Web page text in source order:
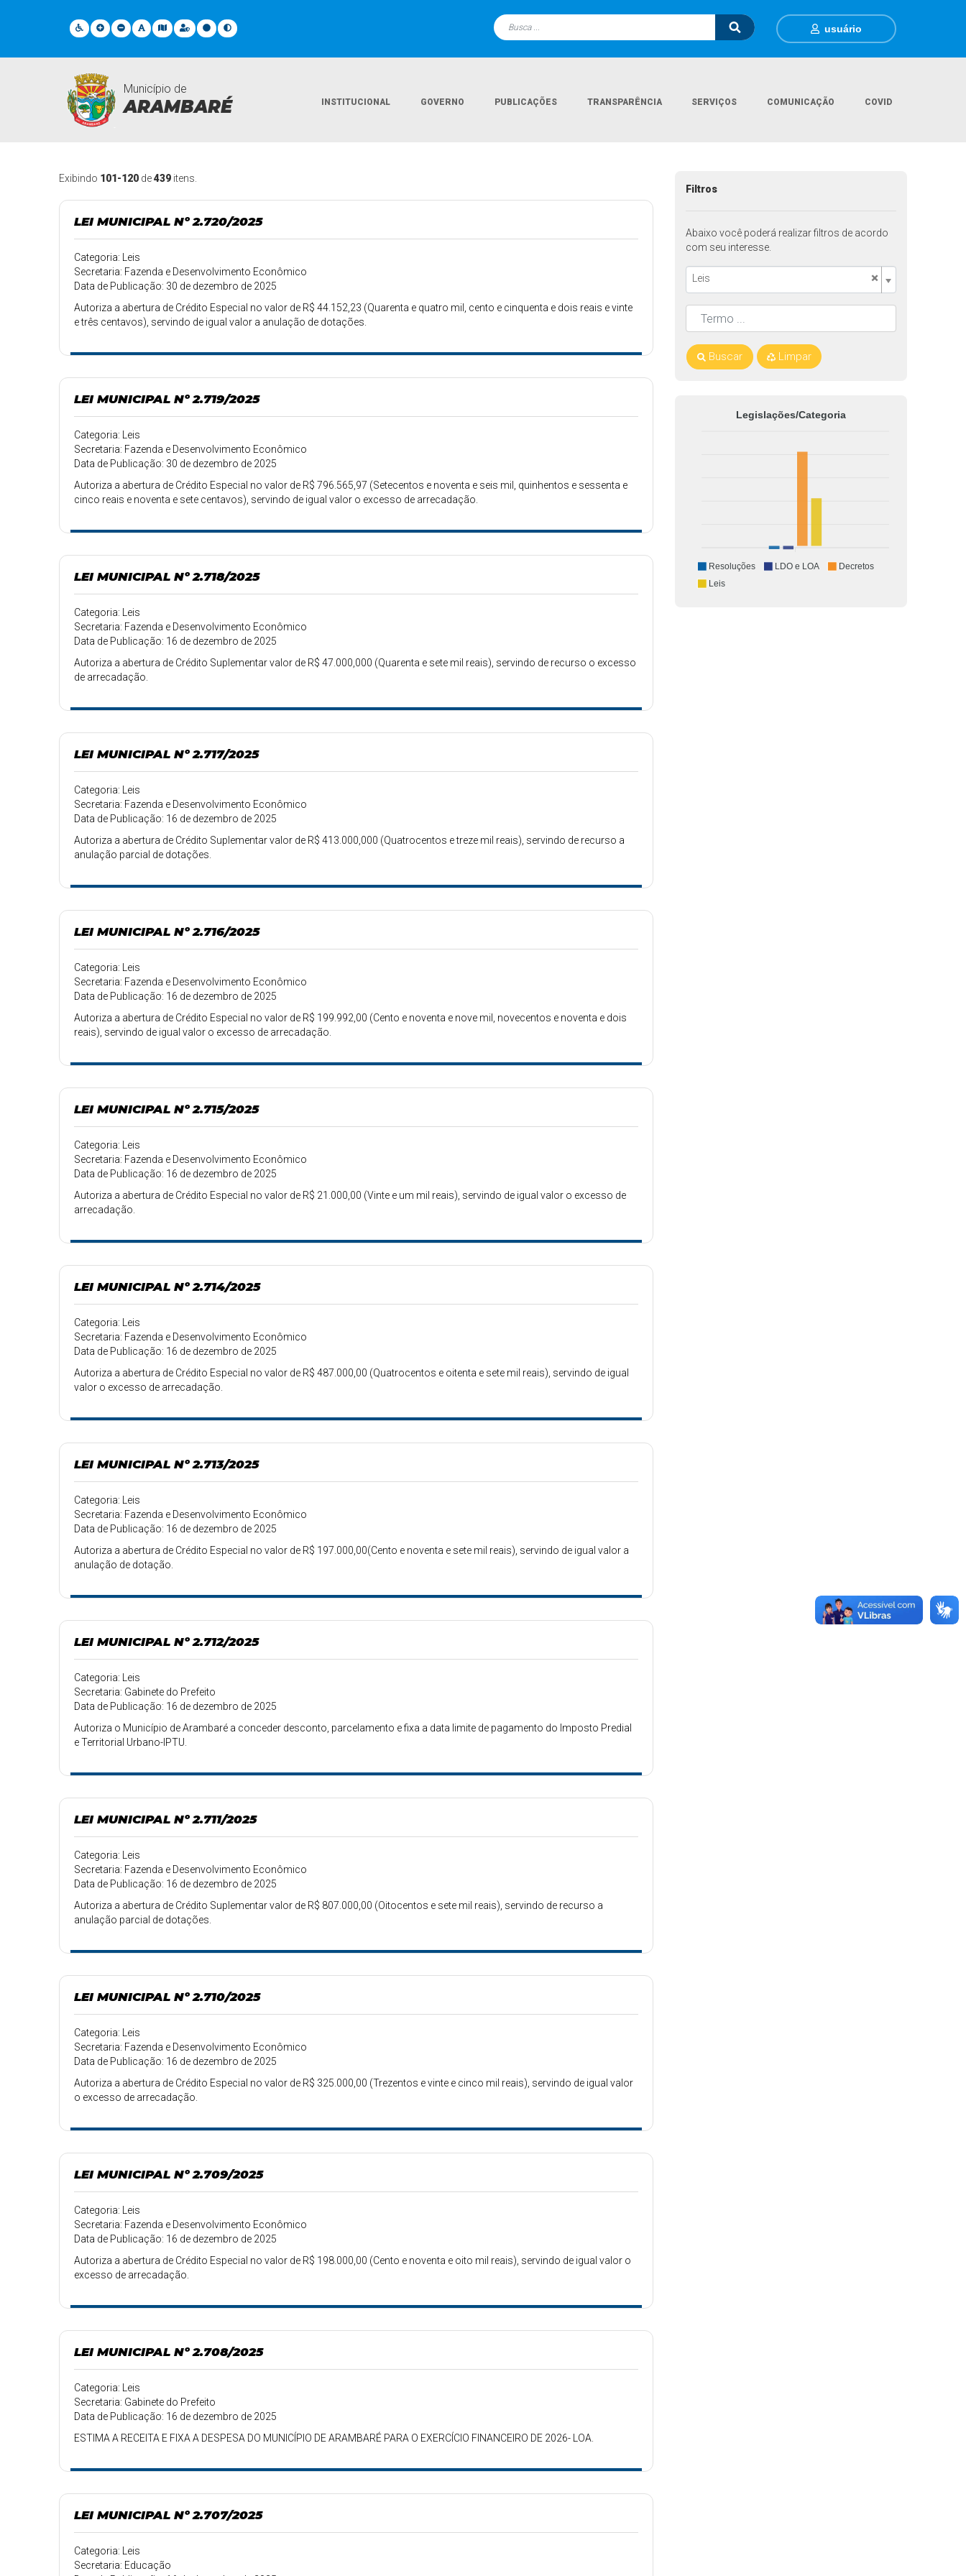
usuário
Município de
ARAMBARÉ INSTITUCIONAL GOVERNO PUBLICAÇÕES TRANSPARÊNCIA SERVIÇOS COMUNICAÇÃO COVID
Legislações
Exibindo 101-120 de439 itens.
LEI MUNICIPAL Nº 2.720/2025
Categoria: Leis
Secretaria: Fazenda e Desenvolvimento Econômico
Data de Publicação: 30 de dezembro de 2025
Autoriza a abertura de Crédito Especial no valor de R$ 44.152,23 (Quarenta e quatro mil, cento e cinquenta e dois reais e vinte
e três centavos), servindo de igual valor a anulação de dotações.
LEI MUNICIPAL Nº 2.719/2025
Categoria: Leis
Secretaria: Fazenda e Desenvolvimento Econômico
Data de Publicação: 30 de dezembro de 2025
Autoriza a abertura de Crédito Especial no valor de R$ 796.565,97 (Setecentos e noventa e seis mil, quinhentos e sessenta e
cinco reais e noventa e sete centavos), servindo de igual valor o excesso de arrecadação.
LEI MUNICIPAL Nº 2.718/2025
Categoria: Leis
Secretaria: Fazenda e Desenvolvimento Econômico
Data de Publicação: 16 de dezembro de 2025
Autoriza a abertura de Crédito Suplementar valor de R$ 47.000,000 (Quarenta e sete mil reais), servindo de recurso o excesso
de arrecadação.
LEI MUNICIPAL Nº 2.717/2025
Categoria: Leis
Secretaria: Fazenda e Desenvolvimento Econômico
Data de Publicação: 16 de dezembro de 2025
Autoriza a abertura de Crédito Suplementar valor de R$ 413.000,000 (Quatrocentos e treze mil reais), servindo de recurso a
anulação parcial de dotações.
LEI MUNICIPAL Nº 2.716/2025
Categoria: Leis
Secretaria: Fazenda e Desenvolvimento Econômico
Data de Publicação: 16 de dezembro de 2025
Autoriza a abertura de Crédito Especial no valor de R$ 199.992,00 (Cento e noventa e nove mil, novecentos e noventa e dois
reais), servindo de igual valor o excesso de arrecadação.
LEI MUNICIPAL Nº 2.715/2025
Categoria: Leis
Secretaria: Fazenda e Desenvolvimento Econômico
Data de Publicação: 16 de dezembro de 2025
Autoriza a abertura de Crédito Especial no valor de R$ 21.000,00 (Vinte e um mil reais), servindo de igual valor o excesso de
arrecadação.
LEI MUNICIPAL Nº 2.714/2025
Categoria: Leis
Secretaria: Fazenda e Desenvolvimento Econômico
Data de Publicação: 16 de dezembro de 2025
Autoriza a abertura de Crédito Especial no valor de R$ 487.000,00 (Quatrocentos e oitenta e sete mil reais), servindo de igual
valor o excesso de arrecadação.
LEI MUNICIPAL Nº 2.713/2025
Categoria: Leis
Secretaria: Fazenda e Desenvolvimento Econômico
Data de Publicação: 16 de dezembro de 2025
Autoriza a abertura de Crédito Especial no valor de R$ 197.000,00(Cento e noventa e sete mil reais), servindo de igual valor a
anulação de dotação.
LEI MUNICIPAL Nº 2.712/2025
Categoria: Leis
Secretaria: Gabinete do Prefeito
Data de Publicação: 16 de dezembro de 2025
Autoriza o Município de Arambaré a conceder desconto, parcelamento e fixa a data limite de pagamento do Imposto Predial
e Territorial Urbano-IPTU.
LEI MUNICIPAL Nº 2.711/2025
Categoria: Leis
Secretaria: Fazenda e Desenvolvimento Econômico
Data de Publicação: 16 de dezembro de 2025
Autoriza a abertura de Crédito Suplementar valor de R$ 807.000,00 (Oitocentos e sete mil reais), servindo de recurso a
anulação parcial de dotações.
LEI MUNICIPAL Nº 2.710/2025
Categoria: Leis
Secretaria: Fazenda e Desenvolvimento Econômico
Data de Publicação: 16 de dezembro de 2025
Autoriza a abertura de Crédito Especial no valor de R$ 325.000,00 (Trezentos e vinte e cinco mil reais), servindo de igual valor
o excesso de arrecadação.
LEI MUNICIPAL Nº 2.709/2025
Categoria: Leis
Secretaria: Fazenda e Desenvolvimento Econômico
Data de Publicação: 16 de dezembro de 2025
Autoriza a abertura de Crédito Especial no valor de R$ 198.000,00 (Cento e noventa e oito mil reais), servindo de igual valor o
excesso de arrecadação.
LEI MUNICIPAL Nº 2.708/2025
Categoria: Leis
Secretaria: Gabinete do Prefeito
Data de Publicação: 16 de dezembro de 2025
ESTIMA A RECEITA E FIXA A DESPESA DO MUNICÍPIO DE ARAMBARÉ PARA O EXERCÍCIO FINANCEIRO DE 2026- LOA.
LEI MUNICIPAL Nº 2.707/2025
Categoria: Leis
Secretaria: Educação
Filtros
Abaixo você poderá realizar filtros de acordo
com seu interesse.
×
Leis
Buscar Limpar
Legislações/Categoria
Resoluções LDO e LOA
Decretos
Leis